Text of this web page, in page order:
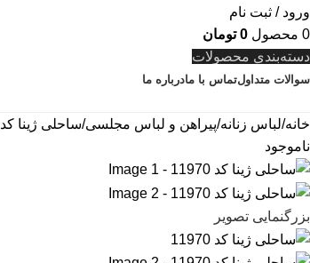
ورود / ثبت نام
0 محصول 0 تومان
دسته‌بندی محصولات
سوالات متداولتماس با مادرباره ما
خانه لباس زنانه پیراهن و لباس مجلسی ساحلی ژینا کد 11970
ناموجود
بزرگنمایی تصویر